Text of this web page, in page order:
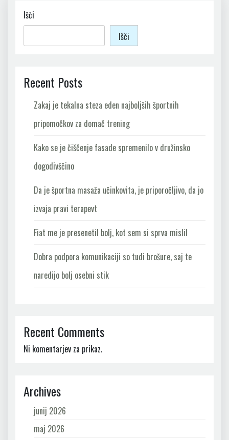
Išči
Išči
Recent Posts
Zakaj je tekalna steza eden najboljših športnih
pripomočkov za domač trening
Kako se je čiščenje fasade spremenilo v družinsko
dogodivščino
Da je športna masaža učinkovita, je priporočljivo, da jo
izvaja pravi terapevt
Fiat me je presenetil bolj, kot sem si sprva mislil
Dobra podpora komunikaciji so tudi brošure, saj te
naredijo bolj osebni stik
Recent Comments
Ni komentarjev za prikaz.
Archives
junij 2026
maj 2026